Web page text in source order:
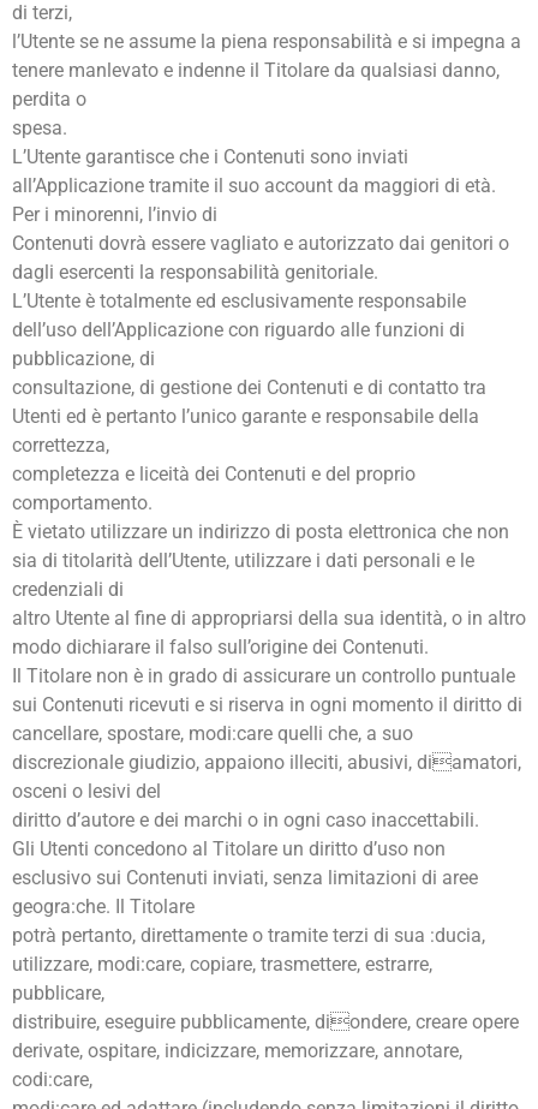
di terzi,
l’Utente se ne assume la piena responsabilità e si impegna a
tenere manlevato e indenne il Titolare da qualsiasi danno,
perdita o
spesa.
L’Utente garantisce che i Contenuti sono inviati
all’Applicazione tramite il suo account da maggiori di età.
Per i minorenni, l’invio di
Contenuti dovrà essere vagliato e autorizzato dai genitori o
dagli esercenti la responsabilità genitoriale.
L’Utente è totalmente ed esclusivamente responsabile
dell’uso dell’Applicazione con riguardo alle funzioni di
pubblicazione, di
consultazione, di gestione dei Contenuti e di contatto tra
Utenti ed è pertanto l’unico garante e responsabile della
correttezza,
completezza e liceità dei Contenuti e del proprio
comportamento.
È vietato utilizzare un indirizzo di posta elettronica che non
sia di titolarità dell’Utente, utilizzare i dati personali e le
credenziali di
altro Utente al fine di appropriarsi della sua identità, o in altro
modo dichiarare il falso sull’origine dei Contenuti.
Il Titolare non è in grado di assicurare un controllo puntuale
sui Contenuti ricevuti e si riserva in ogni momento il diritto di
cancellare, spostare, modi:care quelli che, a suo
discrezionale giudizio, appaiono illeciti, abusivi, diamatori,
osceni o lesivi del
diritto d’autore e dei marchi o in ogni caso inaccettabili.
Gli Utenti concedono al Titolare un diritto d’uso non
esclusivo sui Contenuti inviati, senza limitazioni di aree
geogra:che. Il Titolare
potrà pertanto, direttamente o tramite terzi di sua :ducia,
utilizzare, modi:care, copiare, trasmettere, estrarre,
pubblicare,
distribuire, eseguire pubblicamente, diondere, creare opere
derivate, ospitare, indicizzare, memorizzare, annotare,
codi:care,